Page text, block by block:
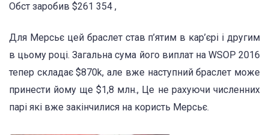
Обст заробив $261 354 ,
Для Мерсьє цей браслет став п’ятим в кар’єрі і другим
в цьому році. Загальна сума його виплат на WSOP 2016
тепер складає $870k, але вже наступний браслет може
принести йому ще $1,8 млн., Це не рахуючи численних
парі які вже закінчилися на користь Мерсьє.